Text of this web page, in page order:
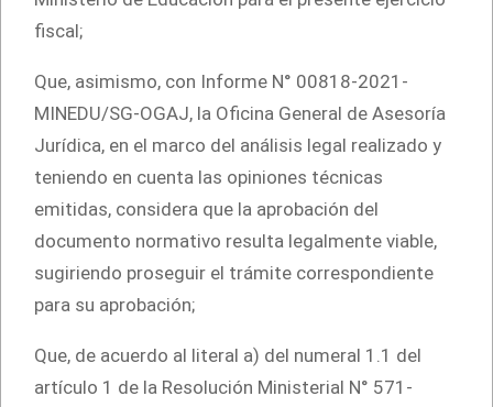
fiscal;
Que, asimismo, con Informe N° 00818-2021-
MINEDU/SG-OGAJ, la Oficina General de Asesoría
Jurídica, en el marco del análisis legal realizado y
teniendo en cuenta las opiniones técnicas
emitidas, considera que la aprobación del
documento normativo resulta legalmente viable,
sugiriendo proseguir el trámite correspondiente
para su aprobación;
Que, de acuerdo al literal a) del numeral 1.1 del
artículo 1 de la Resolución Ministerial N° 571-